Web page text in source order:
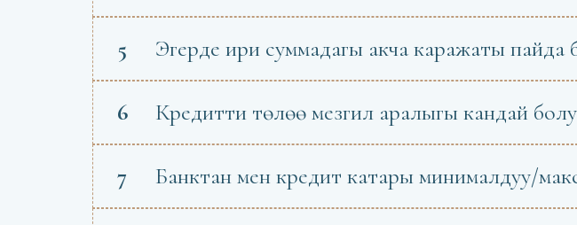
5 Эгерде ири суммадагы акча каражаты
6 Кредитти төлөө мезгил аралыгы кандай
7 Банктан мен кредит катары минималдуу/